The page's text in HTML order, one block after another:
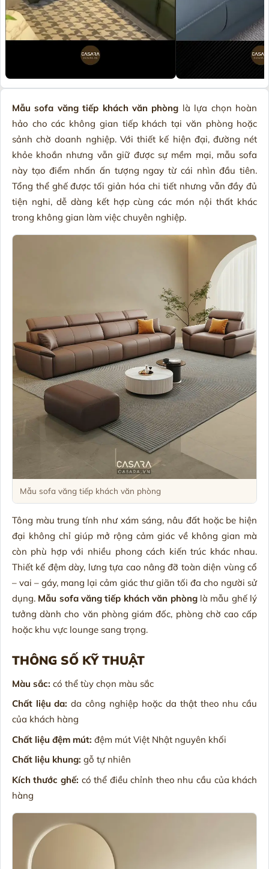
Mẫu sofa văng tiếp khách văn phòng là lựa chọn hoàn
hảo cho các không gian tiếp khách tại văn phòng hoặc
sảnh chờ doanh nghiệp. Với thiết kế hiện đại, đường nét
khỏe khoắn nhưng vẫn giữ được sự mềm mại, mẫu sofa
này tạo điểm nhấn ấn tượng ngay từ cái nhìn đầu tiên.
Tổng thể ghế được tối giản hóa chi tiết nhưng vẫn đầy đủ
tiện nghi, dễ dàng kết hợp cùng các món nội thất khác
trong không gian làm việc chuyên nghiệp.
Mẫu sofa văng tiếp khách văn phòng
Tông màu trung tính như xám sáng, nâu đất hoặc be hiện
đại không chỉ giúp mở rộng cảm giác về không gian mà
còn phù hợp với nhiều phong cách kiến trúc khác nhau.
Thiết kế đệm dày, lưng tựa cao nâng đỡ toàn diện vùng cổ
– vai – gáy, mang lại cảm giác thư giãn tối đa cho người sử
dụng. Mẫu sofa văng tiếp khách văn phònglà mẫu ghế lý
tưởng dành cho văn phòng giám đốc, phòng chờ cao cấp
hoặc khu vực lounge sang trọng.
THÔNG SỐ KỸ THUẬT
Màu sắc: có thể tùy chọn màu sắc
Chất liệu da: da công nghiệp hoặc da thật theo nhu cầu
của khách hàng
Chất liệu đệm mút: đệm mút Việt Nhật nguyên khối
Chất liệu khung: gỗ tự nhiên
Kích thước ghế: có thể điều chỉnh theo nhu cầu của khách
hàng